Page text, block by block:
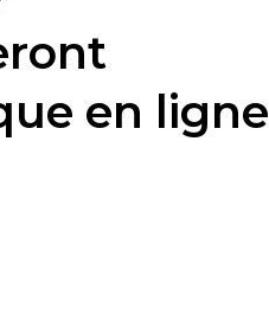
en ligne